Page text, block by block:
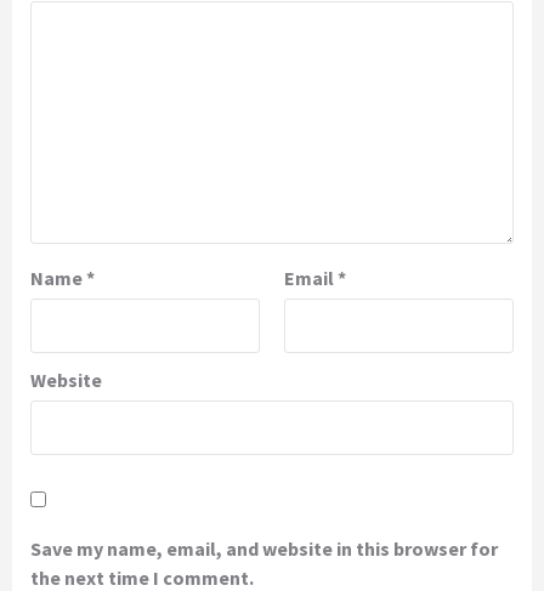
Name* Email *
Website
Save my name, email, and website in this browser for
the next time I comment.